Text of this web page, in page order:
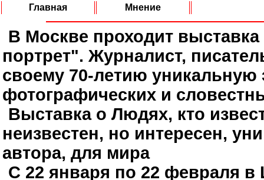
Главная Мнение
В Москве проходит
портрет". Журналист,
своему 70-летию
фотографических и
Выставка о Людях, кто
неизвестен, но интересен,
автора, для мира
С 22 января по 22 февраля